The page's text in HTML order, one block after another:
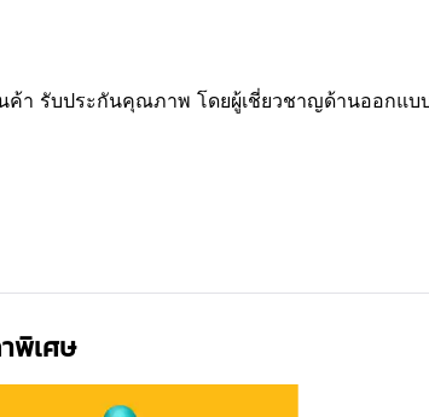
ค้า รับประกันคุณภาพ โดยผู้เชี่ยวชาญด้านออกแบ
พิเศษ